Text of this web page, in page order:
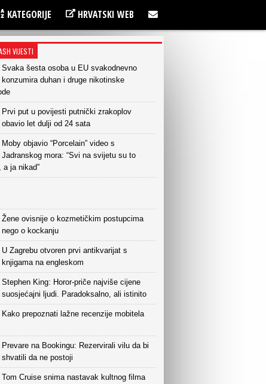
KATEGORIJE HRVATSKI WEB
VIJESTI
Svaka šesta osoba u EU svakodnevno
konzumira duhan i druge nikotinske
Prvi put u povijesti putnički zrakoplov
obavio let dulji od 24 sata
Moby objavio “Porcelain” video s
Jadranskog mora: “Svi na svijetu su to
a ja nikad”
Žene ovisnije o kozmetičkim postupcima
nego o kockanju
U Zagrebu otvoren prvi antikvarijat s
knjigama na engleskom
Stephen King: Horor-priče najviše cijene
suosjećajni ljudi. Paradoksalno, ali istinito
Kako prepoznati lažne recenzije mobitela
Prevare na Bookingu: Rezervirali vilu da bi
shvatili da ne postoji
Tom Cruise snima nastavak kultnog filma